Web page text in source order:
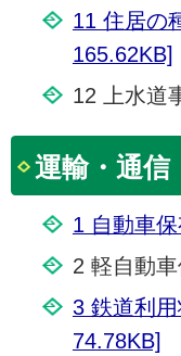
11 住居の
165.62KB]
12 上水道
運輸・通信
1 自動車
2 軽自動
3 鉄道利
74.78KB]